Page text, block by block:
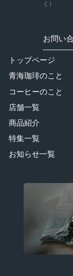
く）
お問い
トップページ
青海珈琲のこと
コーヒーのこと
店舗一覧
商品紹介
特集一覧
お知らせ一覧